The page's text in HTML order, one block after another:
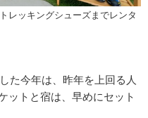
レッキングシューズまでレンタ
た今年は、昨年を上回る人
ットと宿は、早めにセット